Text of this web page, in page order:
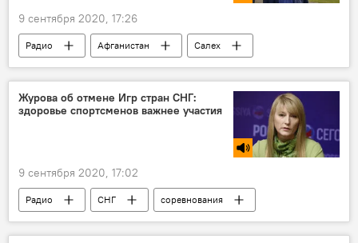
9 сентября 2020, 17:26
Радио Афганистан Салех
Журова об отмене Игр стран СНГ:
здоровье спортсменов важнее участия
9 сентября 2020, 17:02
Радио СНГ соревнования